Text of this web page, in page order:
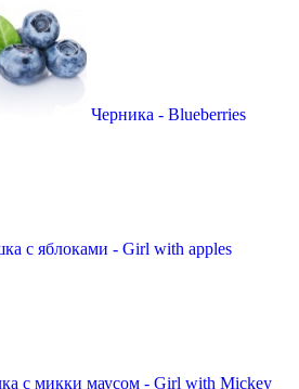
Черника - Blueberries
с яблоками - Girl with apples
с микки маусом - Girl with Mickey